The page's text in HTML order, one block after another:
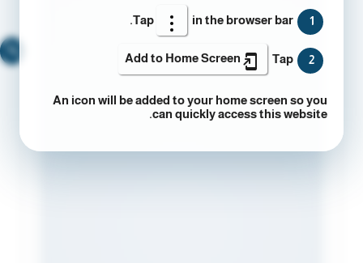
1
Tap in the browser bar.
2
Tap
Add to Home Screen
An icon will be added to your home screen so you
can quickly access this website.